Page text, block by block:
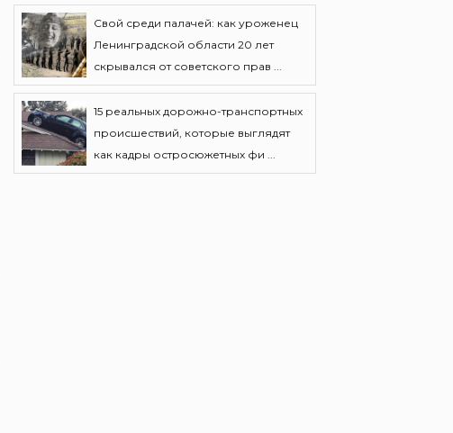
Свой среди палачей: как уроженец
Ленинградской области 20 лет
скрывался от советского прав ...
15 реальных дорожно-транспортных
происшествий, которые выглядят
как кадры остросюжетных фи ...